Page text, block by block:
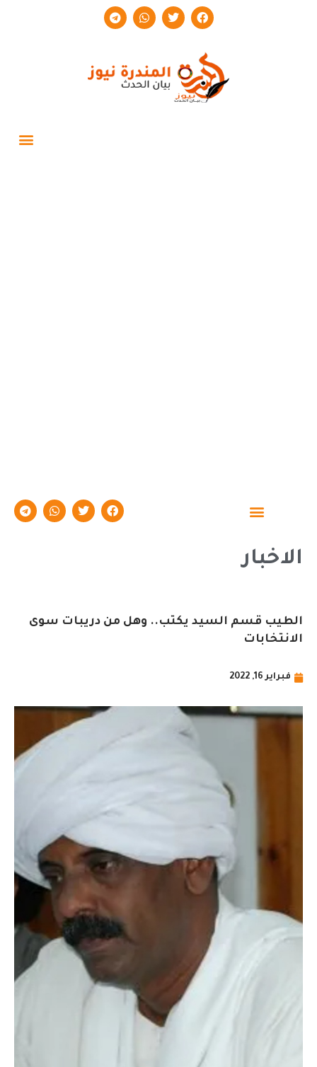
الاخبار
الطيب قسم السيد يكتب.. وهل من دريبات سوى
الانتخابات
فبراير 16, 2022